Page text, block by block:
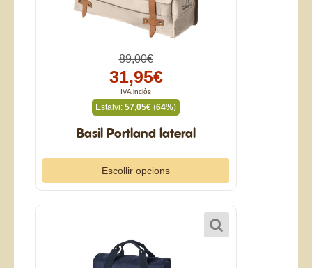
89,00€
31,95€
IVA inclòs
Estalvi: 57,05€ (64%)
Basil Portland lateral
Escollir opcions